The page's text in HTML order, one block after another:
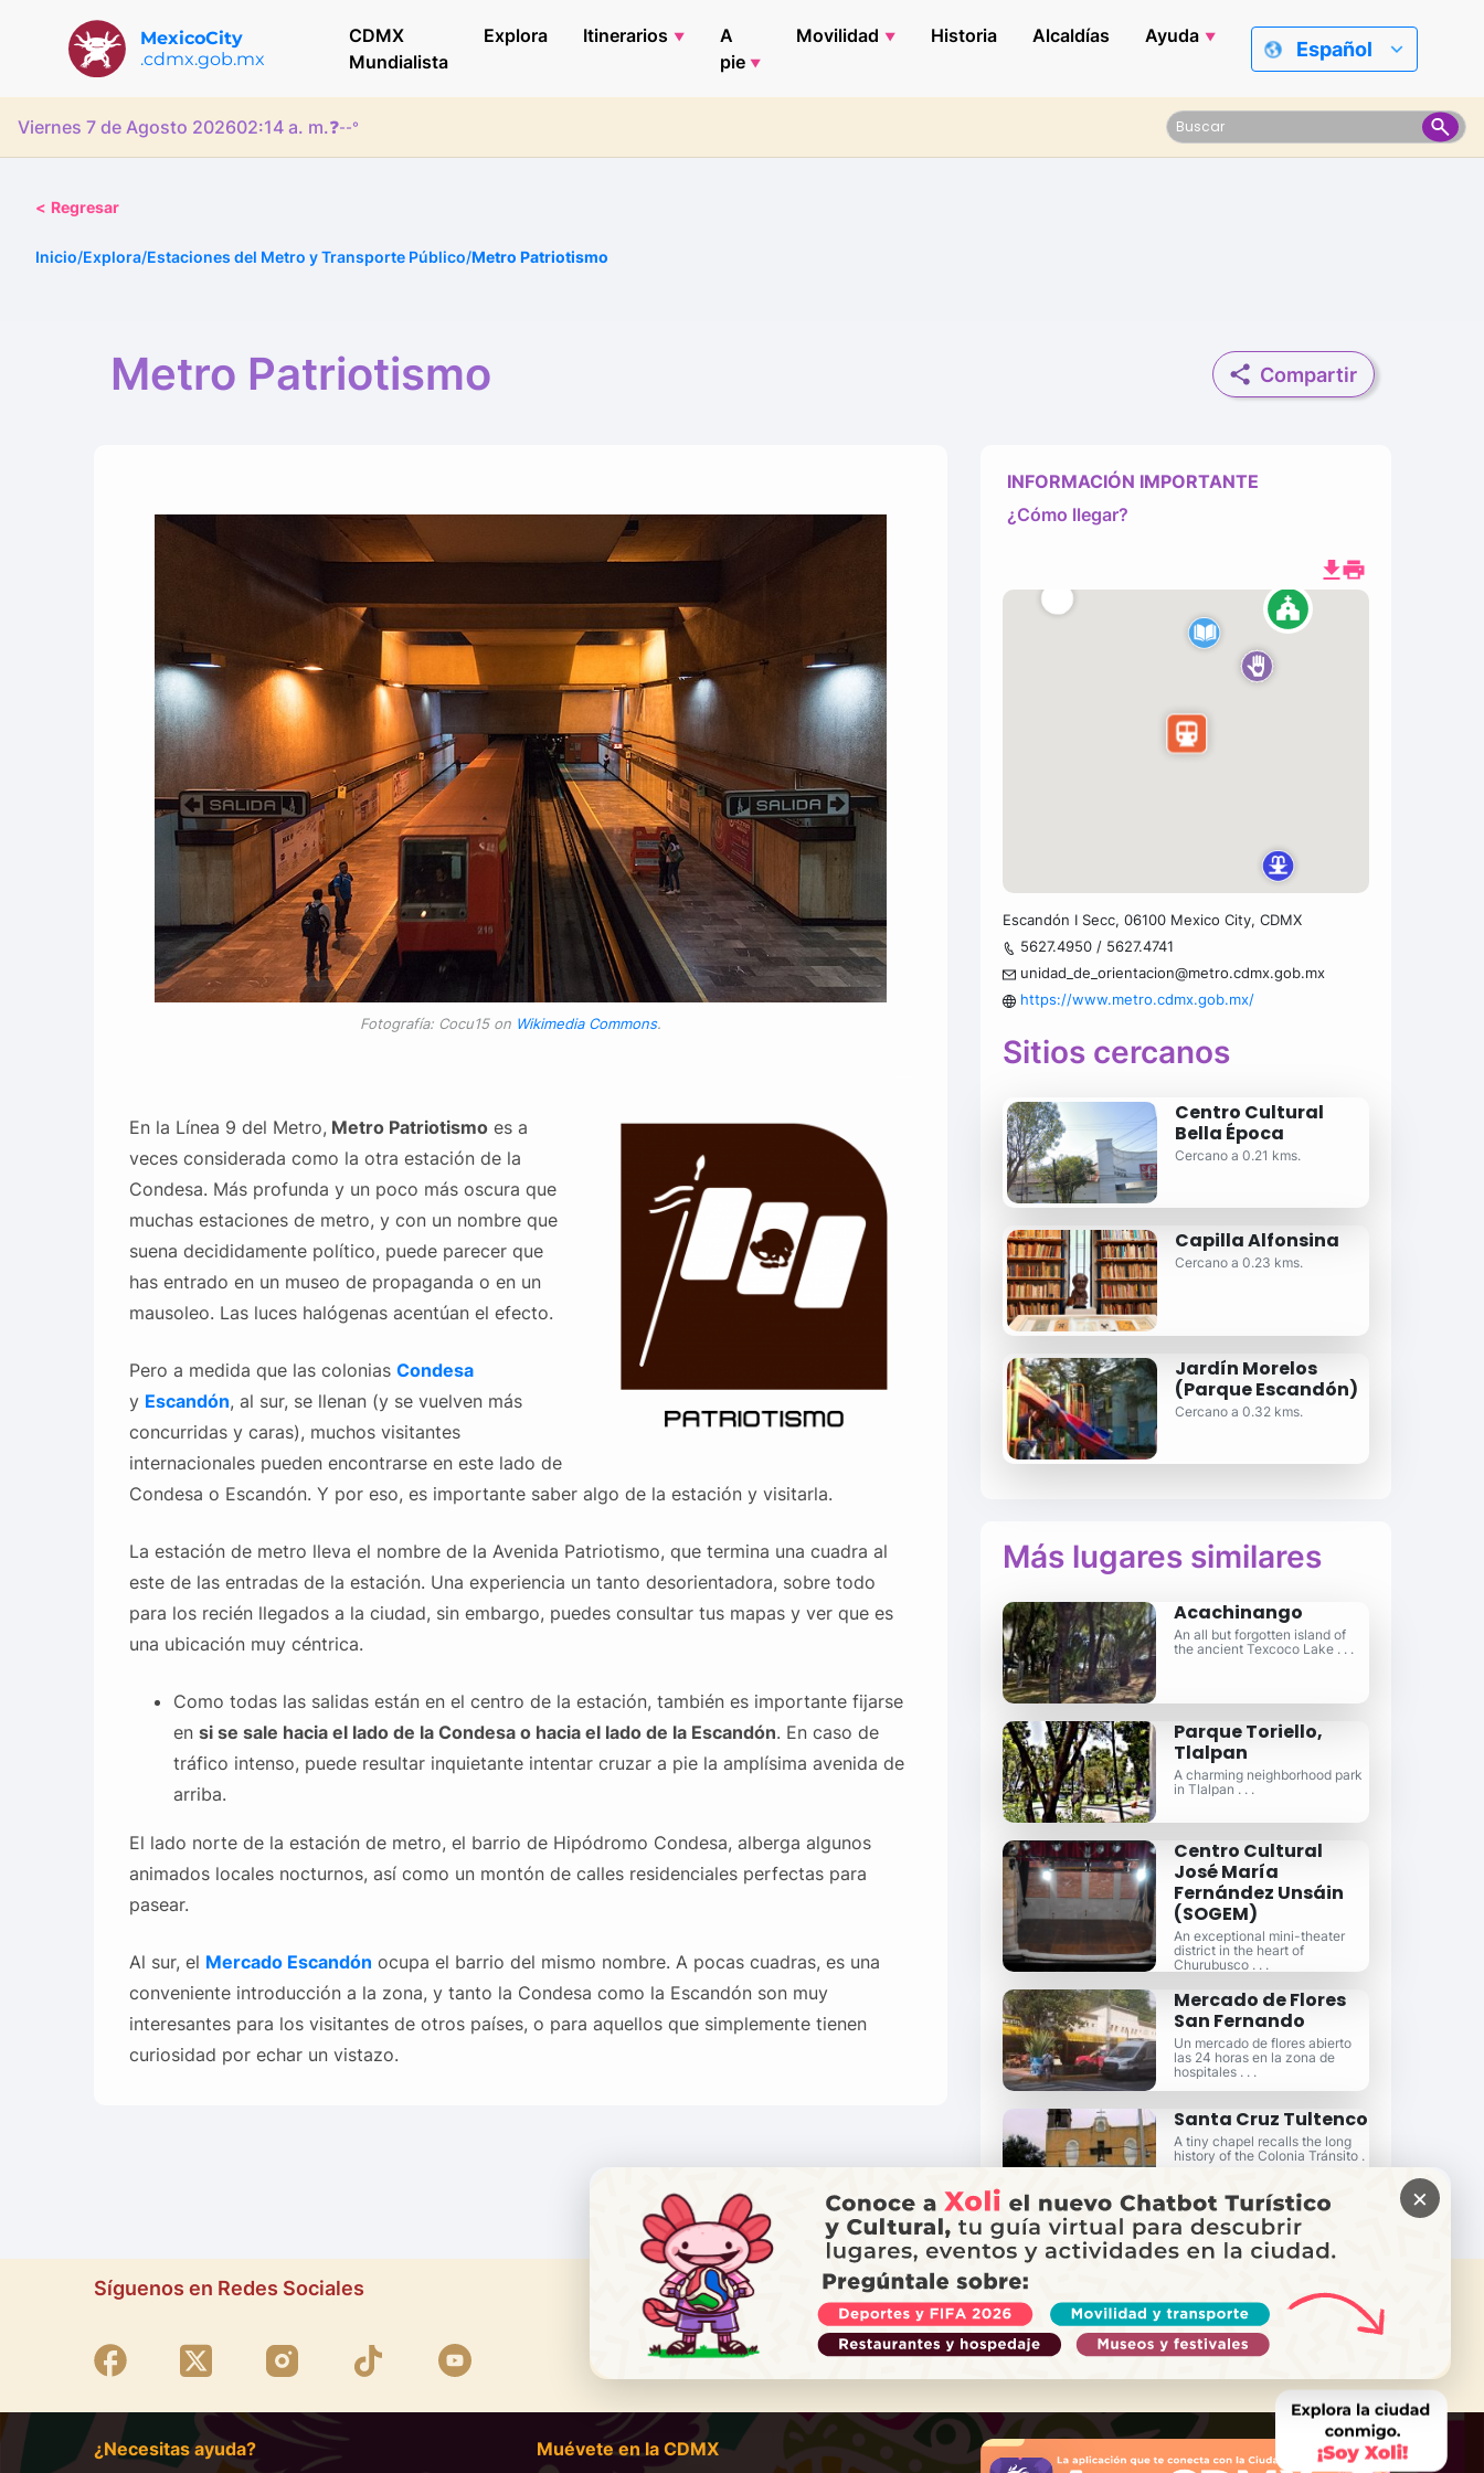
MexicoCity
.cdmx.gob.mx
CDMX
Mundialista
Explora Itinerarios
A
pie
Movilidad Historia Alcaldías Ayuda
Español
Viernes 7 de Agosto 202602:14 a. m.❓--°
< Regresar
Inicio/Explora/Estaciones del Metro y Transporte Público/Metro Patriotismo
Metro Patriotismo Compartir
Fotografía: Cocu15 on Wikimedia Commons.
En la Línea 9 del Metro, Metro Patriotismoes a
veces considerada como la otra estación de la
Condesa. Más profunda y un poco más oscura que
muchas estaciones de metro, y con un nombre que
suena decididamente político, puede parecer que
has entrado en un museo de propaganda o en un
mausoleo. Las luces halógenas acentúan el efecto.
Pero a medida que las colonias Condesa
y Escandón, al sur, se llenan (y se vuelven más
concurridas y caras), muchos visitantes
internacionales pueden encontrarse en este lado de
Condesa o Escandón. Y por eso, es importante saber algo de la estación y visitarla.
La estación de metro lleva el nombre de la Avenida Patriotismo, que termina una cuadra al
este de las entradas de la estación. Una experiencia un tanto desorientadora, sobre todo
para los recién llegados a la ciudad, sin embargo, puedes consultar tus mapas y ver que es
una ubicación muy céntrica.
Como todas las salidas están en el centro de la estación, también es importante fijarse
en si se sale hacia el lado de la Condesa o hacia el lado de la Escandón. En caso de
tráfico intenso, puede resultar inquietante intentar cruzar a pie la amplísima avenida de
arriba.
El lado norte de la estación de metro, el barrio de Hipódromo Condesa, alberga algunos
animados locales nocturnos, así como un montón de calles residenciales perfectas para
pasear.
Al sur, el Mercado Escandón ocupa el barrio del mismo nombre. A pocas cuadras, es una
conveniente introducción a la zona, y tanto la Condesa como la Escandón son muy
interesantes para los visitantes de otros países, o para aquellos que simplemente tienen
curiosidad por echar un vistazo.
INFORMACIÓN IMPORTANTE
¿Cómo llegar?
Escandón I Secc, 06100 Mexico City, CDMX
5627.4950 / 5627.4741
unidad_de_orientacion@metro.cdmx.gob.mx
https://www.metro.cdmx.gob.mx/
Sitios cercanos
Centro Cultural
Bella Época
Cercano a 0.21 kms.
Capilla Alfonsina
Cercano a 0.23 kms.
Jardín Morelos
(Parque Escandón)
Cercano a 0.32 kms.
Más lugares similares
Acachinango
An all but forgotten island of
the ancient Texcoco Lake . . .
Parque Toriello,
Tlalpan
A charming neighborhood park
in Tlalpan . . .
Centro Cultural
José María
Fernández Unsáin
(SOGEM)
An exceptional mini-theater
district in the heart of
Churubusco . . .
Mercado de Flores
San Fernando
Un mercado de flores abierto
las 24 horas en la zona de
hospitales . . .
Santa Cruz Tultenco
A tiny chapel recalls the long
history of the Colonia Tránsito .
Síguenos en Redes Sociales
¿NECESITAS AYUDA?
Llama a Locatel
¿Necesitas ayuda? Muévete en la CDMX
×